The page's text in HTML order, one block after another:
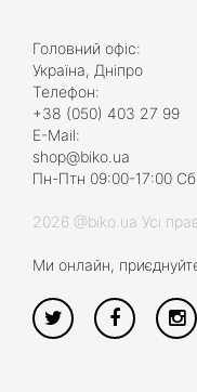
Головний офіс:
Україна, Дніпро
Телефон:
+38 (050) 403 27 99
E-Mail:
shop@biko.ua
Пн-Птн 09:00-17:00
2026 @biko.ua Усі
Ми онлайн,